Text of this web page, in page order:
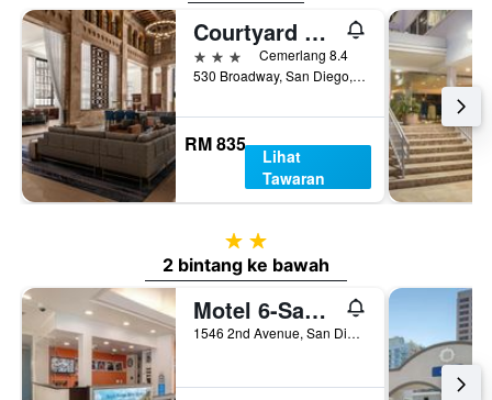
Courtyard by Marriott San Diego Downtown
3 bintangCemerlang 8.4
530 Broadway, San Diego, CA, Amerika Syarikat
RM 835
Lihat
Tawaran
2 bintang
2 bintang ke bawah
Motel 6-San Diego, Ca - Downtown
1546 2nd Avenue, San Diego, CA, Amerika Syarikat